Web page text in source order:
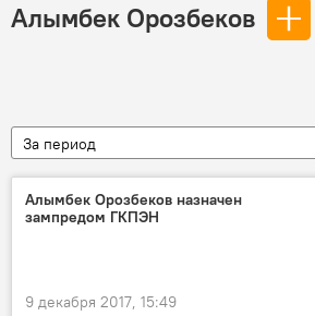
Алымбек Орозбеков
За период
Алымбек Орозбеков назначен
зампредом ГКПЭН
9 декабря 2017, 15:49